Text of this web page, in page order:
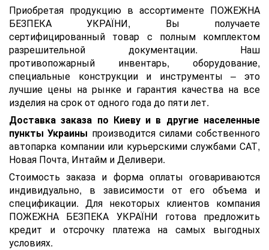
Приобретая продукцию в ассортименте ПОЖЕЖНА
БЕЗПЕКА УКРАЇНИ, Вы получаете
сертифицированный товар с полным комплектом
разрешительной документации. Наш
противопожарный инвентарь, оборудование,
специальные конструкции и инструменты – это
лучшие цены на рынке и гарантия качества на все
изделия на срок от одного года до пяти лет.
Доставка заказа по Киеву и в другие населенные
пункты Украины производится силами собственного
автопарка компании или курьерскими службами САТ,
Новая Почта, Интайм и Деливери.
Стоимость заказа и форма оплаты оговариваются
индивидуально, в зависимости от его объема и
спецификации. Для некоторых клиентов компания
ПОЖЕЖНА БЕЗПЕКА УКРАЇНИ готова предложить
кредит и отсрочку платежа на самых выгодных
условиях.